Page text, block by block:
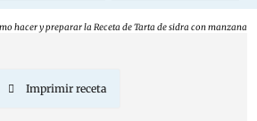
hacer y preparar la Receta de Tarta de sidra con manzana
Imprimir receta